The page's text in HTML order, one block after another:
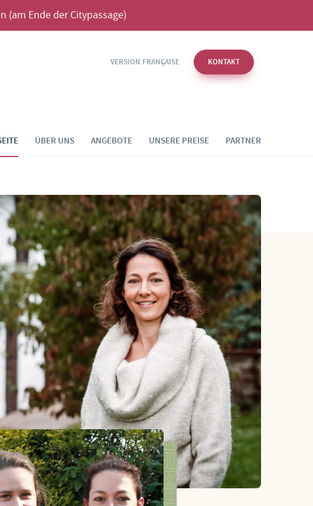
(am Ende der Citypassage)
VERSION FRANÇAISE KONTAKT
ÜBER UNS ANGEBOTE UNSERE PREISE PARTNER